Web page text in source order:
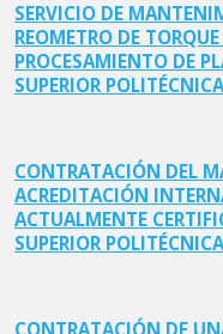
SERVICIO DE
REOMETRO DE
PROCESAMIENTO DE
SUPERIOR
CONTRATACIÓN DEL
ACREDITACIÓN
ACTUALMENTE
SUPERIOR
CONTRATACIÓN DE